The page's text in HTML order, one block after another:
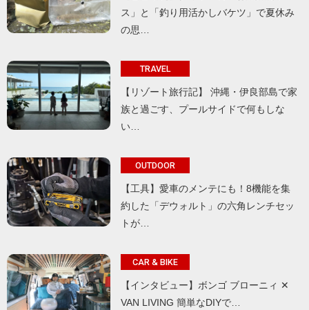
ス」と「釣り用活かしバケツ」で夏休み
の思…
TRAVEL
【リゾート旅行記】 沖縄・伊良部島で家
族と過ごす、プールサイドで何もしな
い…
OUTDOOR
【工具】愛車のメンテにも！8機能を集
約した「デウォルト」の六角レンチセッ
トが…
CAR & BIKE
【インタビュー】ボンゴ ブローニィ ✕
VAN LIVING 簡単なDIYで…